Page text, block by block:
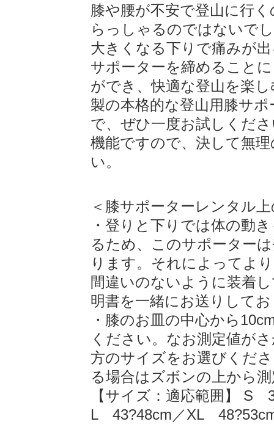
膝や腰が不安で登山に行
らっしゃるのではないで
大きくなる下りで痛みが
サポーターを締めること
ができ、快適な登山を楽
製の本格的な登山用膝サ
で、ぜひ一度お試しくだ
機能ですので、決して無
い。
＜膝サポーターレンタル
・登りと下りでは体の動
るため、このサポーター
ります。それによってよ
間違いのないように装着
明書を一緒にお送りして
・膝のお皿の中心から
ください。なお測定値が
方のサイズをお選びくだ
る場合はズボンの上から
【サイズ：適応範囲】 S
L 43?48cm／XL